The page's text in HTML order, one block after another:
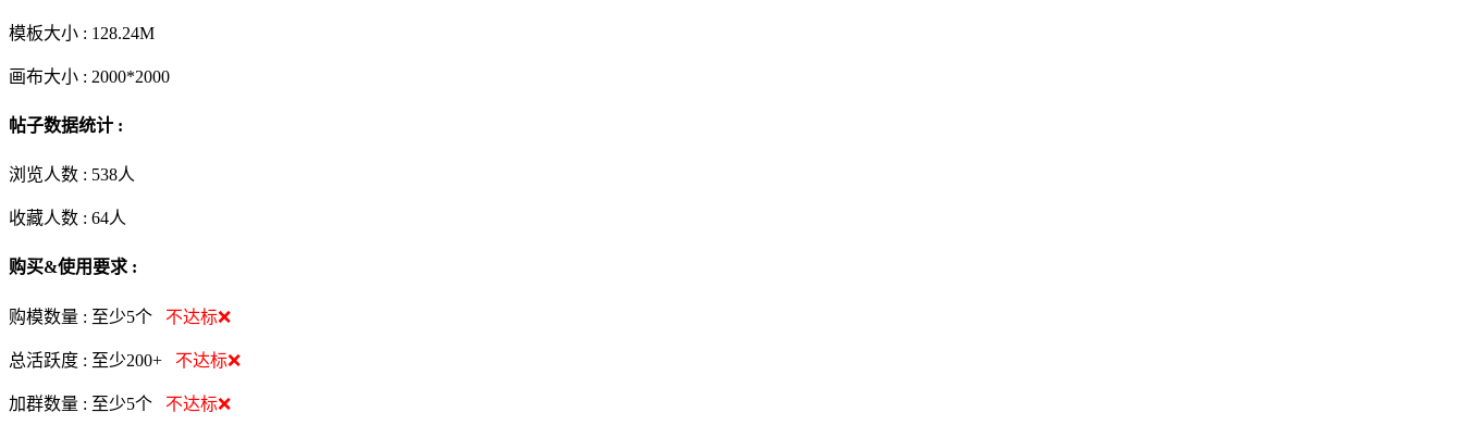
模板大小 : 128.24M
画布大小 : 2000*2000
帖子数据统计 :
浏览人数 : 538人
收藏人数 : 64人
购买&使用要求 :
购模数量 : 至少5个 不达标❌
总活跃度 : 至少200+ 不达标❌
加群数量 : 至少5个 不达标❌